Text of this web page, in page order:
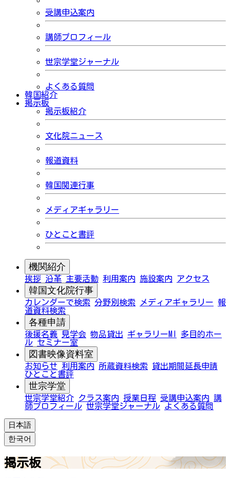
受講申込案内
講師プロフィール
世宗学堂ジャーナル
よくある質問
韓国紹介
掲示板
掲示板紹介
文化院ニュース
報道資料
韓国関連行事
メディアギャラリー
ひとこと書評
機関紹介
挨拶 沿革 主要活動 利用案内 施設案内 アクセス
韓国文化院行事
カレンダーで検索 分野別検索 メディアギャラリー 報
道資料検索
各種申請
後援名義 見学会 物品貸出 ギャラリーMI
多目的ホー
ル セミナー室
図書映像資料室
お知らせ 利用案内 所蔵資料検索
貸出期間延長申請
ひとこと書評
世宗学堂
世宗学堂紹介 クラス案内 授業日程 受講申込案内 講
師プロフィール 世宗学堂ジャーナル よくある質問
日本語
한국어
掲示板